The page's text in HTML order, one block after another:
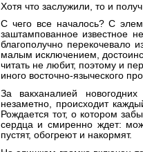
Хотя что заслужили, то и
С чего все началось? С
заштампованное известное
благополучно
малым исключением,
читать не любит, поэтому и
иного восточно-языческого
За вакханалией
незаметно, происходит
Рождается тот, о котором
сердца и смиренно ждет:
пустят, обогреют и накормят.